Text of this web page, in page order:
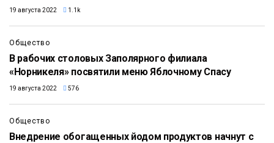
19 августа 2022 1.1k
Общество
В рабочих столовых Заполярного филиала
«Норникеля» посвятили меню Яблочному Спасу
19 августа 2022 576
Общество
Внедрение обогащенных йодом продуктов начнут с